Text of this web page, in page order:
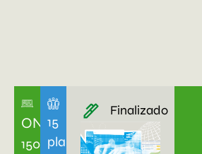
ONLINE
150
15
plazas
Finalizado